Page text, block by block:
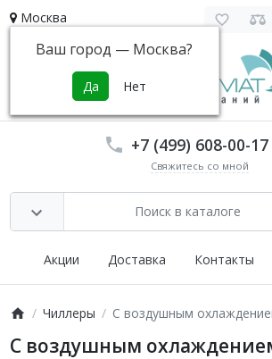
Москва
Ваш город — Москва?
+7 (499) 608-00-17
Свяжитесь со мной
Акции Доставка Контакты
Чиллеры С воздушным
С воздушным